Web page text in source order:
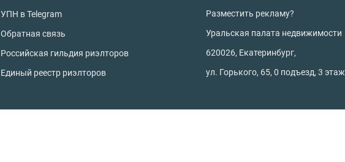
УПН в Telegram
Обратная связь
Российская гильдия риэлторов
Единый реестр риэлторов
Разместить рекламу?
Уральская палата недвижимости
620026, Екатеринбург,
ул. Горького, 65, 0 подъезд, 3 этаж